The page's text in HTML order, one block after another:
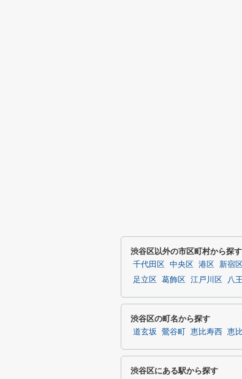
渋谷区以外の市区町村から探す
千代田区 中央区 港区 新宿区
足立区
葛飾区 江戸川区 八
渋谷区の町名から探す
道玄坂 鶯谷町 恵比寿西 恵
渋谷区にある駅から探す